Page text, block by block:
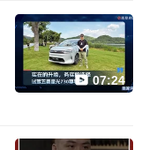
07:24